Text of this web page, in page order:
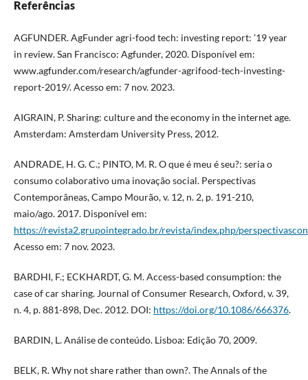
Referências
AGFUNDER. AgFunder agri-food tech: investing report: '19 year
in review. San Francisco: Agfunder, 2020. Disponível em:
www.agfunder.com/research/agfunder-agrifood-tech-investing-
report-2019/. Acesso em: 7 nov. 2023.
AIGRAIN, P. Sharing: culture and the economy in the internet age.
Amsterdam: Amsterdam University Press, 2012.
ANDRADE, H. G. C.; PINTO, M. R. O que é meu é seu?: seria o
consumo colaborativo uma inovação social. Perspectivas
Contemporâneas, Campo Mourão, v. 12, n. 2, p. 191-210,
maio/ago. 2017. Disponível em:
https://revista2.grupointegrado.br/revista/index.php/
Acesso em: 7 nov. 2023.
BARDHI, F.; ECKHARDT, G. M. Access-based consumption: the
case of car sharing. Journal of Consumer Research, Oxford, v. 39,
n. 4, p. 881-898, Dec. 2012. DOI: https://doi.org/10.1086/666376.
BARDIN, L. Análise de conteúdo. Lisboa: Edição 70, 2009.
BELK, R. Why not share rather than own?. The Annals of the